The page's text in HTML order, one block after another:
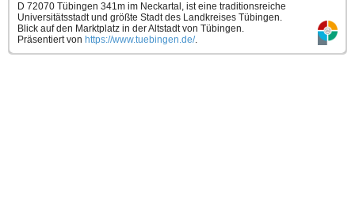
D 72070 Tübingen 341m im Neckartal, ist eine traditionsreiche
Universitätsstadt und größte Stadt des Landkreises Tübingen.
Blick auf den Marktplatz in der Altstadt von Tübingen.
Präsentiert von https://www.tuebingen.de/.